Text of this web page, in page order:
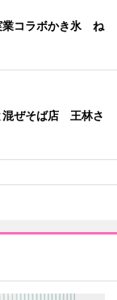
業コラボかき氷 ね
混ぜそば店 王林さ